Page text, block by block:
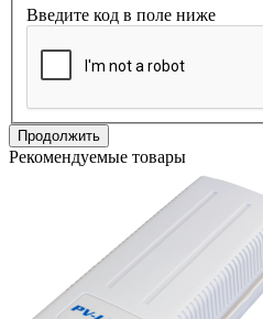
Введите код в поле ниже
Продолжить
Рекомендуемые товары